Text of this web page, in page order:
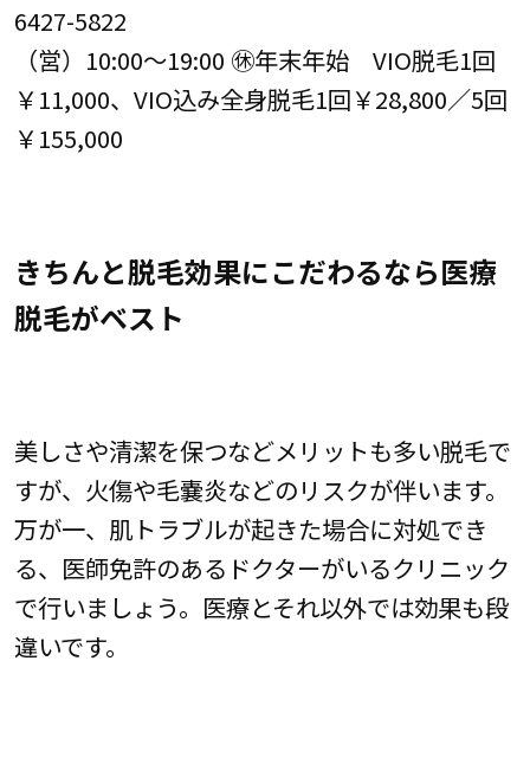
6427-5822
（営）10:00〜19:00 ㊡年末年始 VIO脱毛1回
￥11,000、VIO込み全身脱毛1回￥28,800／5回
￥155,000
きちんと脱毛効果にこだわるなら医療
脱毛がベスト
美しさや清潔を保つなどメリットも多い脱毛で
すが、火傷や毛嚢炎などのリスクが伴います。
万が一、肌トラブルが起きた場合に対処でき
る、医師免許のあるドクターがいるクリニック
で行いましょう。医療とそれ以外では効果も段
違いです。